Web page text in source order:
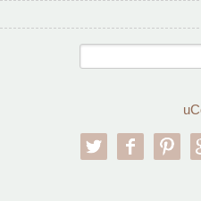
twitter facebook